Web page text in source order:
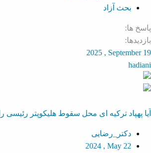
بحث آزاد
پاسخ ها
بازدیدها
2025 , September 19
hadiani
آیا پهپاد ترکیه ای محل سقوط هلیکوپتر رئیسی
دکتر_رضایی
2024 , May 22